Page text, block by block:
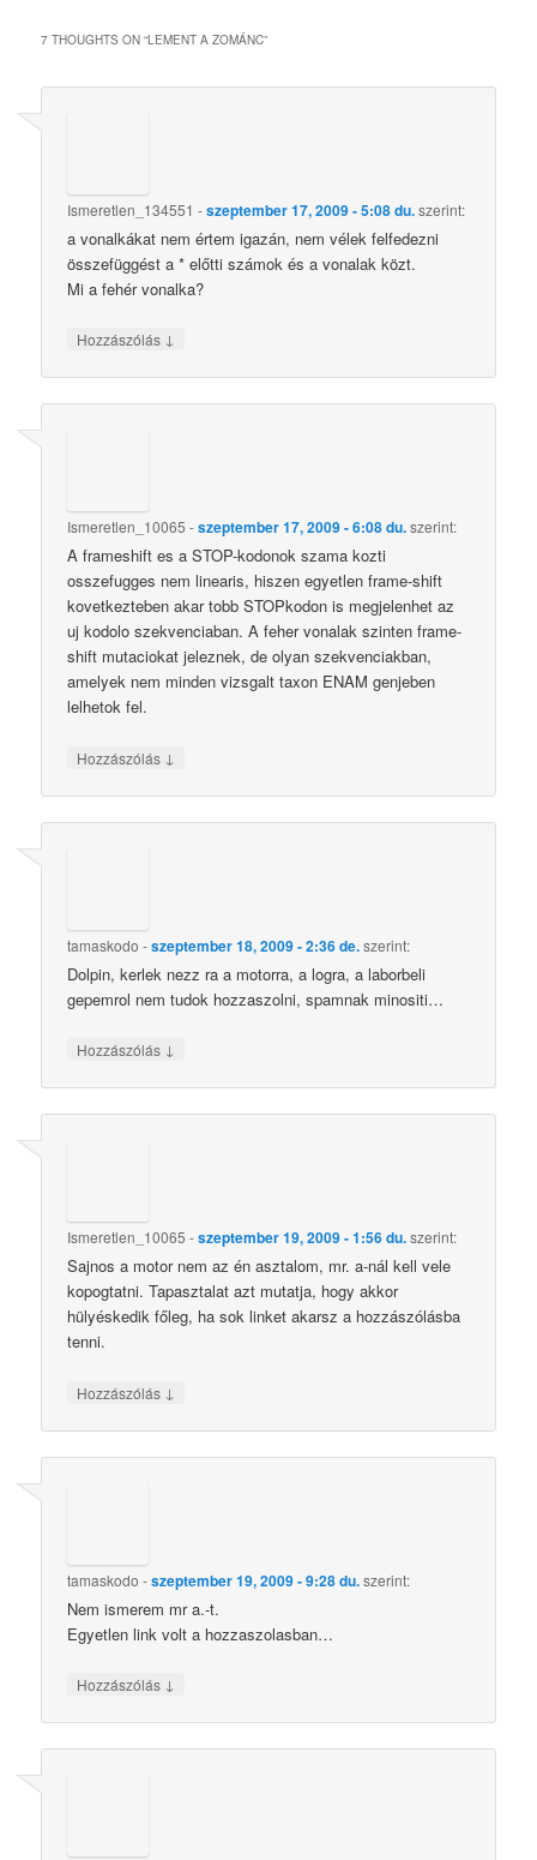
7 THOUGHTS ON “LEMENT A ZOMÁNC”
Ismeretlen_134551 -szeptember 17, 2009 - 5:08 du.szerint:
a vonalkákat nem értem igazán, nem vélek felfedezni
összefüggést a * előtti számok és a vonalak közt.
Mi a fehér vonalka?
Hozzászólás ↓
Ismeretlen_10065 -szeptember 17, 2009 - 6:08 du.szerint:
A frameshift es a STOP-kodonok szama kozti
osszefugges nem linearis, hiszen egyetlen frame-shift
kovetkezteben akar tobb STOPkodon is megjelenhet az
uj kodolo szekvenciaban. A feher vonalak szinten frame-
shift mutaciokat jeleznek, de olyan szekvenciakban,
amelyek nem minden vizsgalt taxon ENAM genjeben
lelhetok fel.
Hozzászólás ↓
tamaskodo -szeptember 18, 2009 - 2:36 de.szerint:
Dolpin, kerlek nezz ra a motorra, a logra, a laborbeli
gepemrol nem tudok hozzaszolni, spamnak minositi…
Hozzászólás ↓
Ismeretlen_10065 -szeptember 19, 2009 - 1:56 du.szerint:
Sajnos a motor nem az én asztalom, mr. a-nál kell vele
kopogtatni. Tapasztalat azt mutatja, hogy akkor
hülyéskedik főleg, ha sok linket akarsz a hozzászólásba
tenni.
Hozzászólás ↓
tamaskodo -szeptember 19, 2009 - 9:28 du.szerint:
Nem ismerem mr a.-t.
Egyetlen link volt a hozzaszolasban…
Hozzászólás ↓